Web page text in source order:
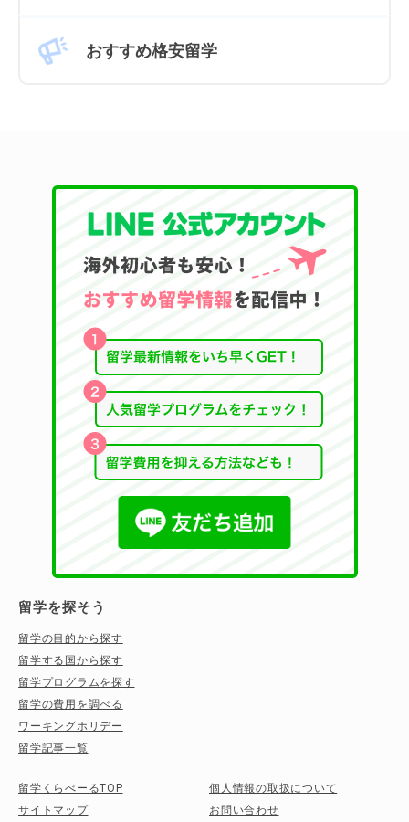
おすすめ格安留学
留学を探そう
留学の目的から探す
留学する国から探す
留学プログラムを探す
留学の費用を調べる
ワーキングホリデー
留学記事一覧
留学くらべーるTOP
サイトマップ
個人情報の取扱について
お問い合わせ